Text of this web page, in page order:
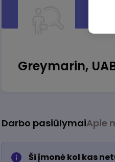
Greymarin,
Darbo pasiūlymaiApie
Ši įmonė kol kas